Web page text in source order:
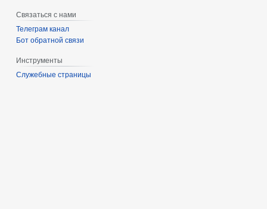
Связаться с нами
Телеграм канал
Бот обратной связи
Инструменты
Служебные страницы